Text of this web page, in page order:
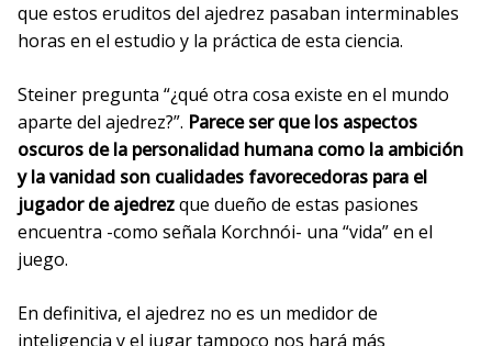
que estos eruditos del ajedrez pasaban interminables
horas en el estudio y la práctica de esta ciencia.
Steiner pregunta “¿qué otra cosa existe en el mundo
aparte del ajedrez?”. Parece ser que los aspectos
oscuros de la personalidad humana como la ambición
y la vanidad son cualidades favorecedoras para el
jugador de ajedrezque dueño de estas pasiones
encuentra -como señala Korchnói- una “vida” en el
juego.
En definitiva, el ajedrez no es un medidor de
inteligencia y el jugar tampoco nos hará más